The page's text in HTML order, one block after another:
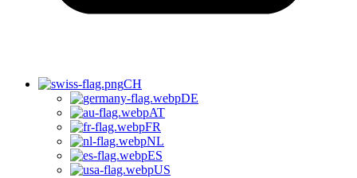
CH
DE
AT
FR
NL
ES
US